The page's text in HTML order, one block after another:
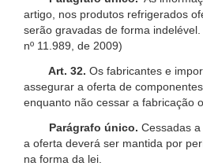
artigo, nos produtos refrigerados
serão gravadas de forma
nº 11.989, de 2009)
Art. 32. Os fabricantes e
assegurar a oferta de
enquanto não cessar a fabricação
Parágrafo único. Cessadas
a oferta deverá ser mantida por
na forma da lei.